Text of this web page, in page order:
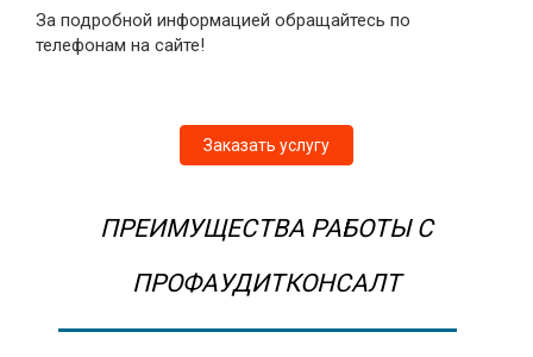
За подробной информацией обращайтесь по
телефонам на сайте!
Заказать услугу
ПРЕИМУЩЕСТВА РАБОТЫ С
ПРОФАУДИТКОНСАЛТ